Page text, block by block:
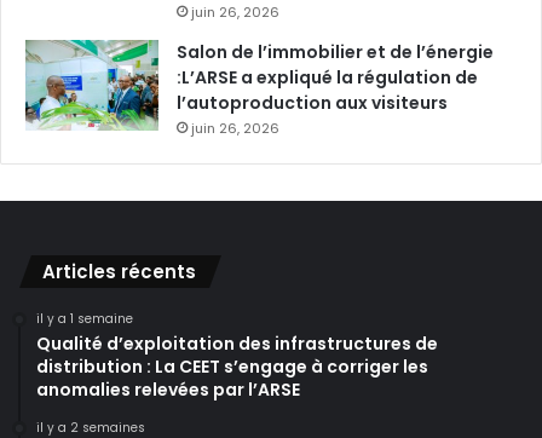
juin 26, 2026
Salon de l’immobilier et de l’énergie
:L’ARSE a expliqué la régulation de
l’autoproduction aux visiteurs
juin 26, 2026
Articles récents
il y a 1 semaine
Qualité d’exploitation des infrastructures de
distribution : La CEET s’engage à corriger les
anomalies relevées par l’ARSE
il y a 2 semaines